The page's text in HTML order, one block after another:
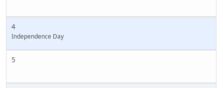
4
Independence Day
5